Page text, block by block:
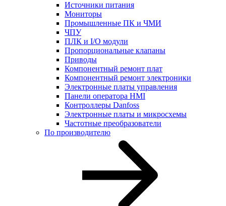
Источники питания
Мониторы
Промышленные ПК и ЧМИ
ЧПУ
ПЛК и I/O модули
Пропорциональные клапаны
Приводы
Компонентный ремонт плат
Компонентный ремонт электроники
Электронные платы управления
Панели оператора HMI
Контроллеры Danfoss
Электронные платы и микросхемы
Частотные преобразователи
По производителю